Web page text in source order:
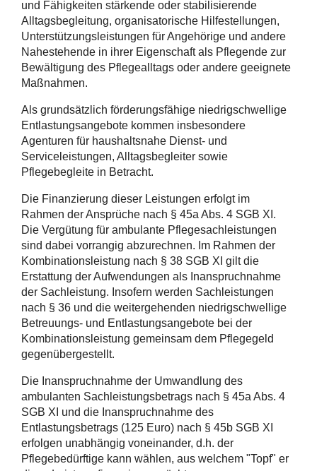
und Fähigkeiten stärkende oder stabilisierende
Alltagsbegleitung, organisatorische Hilfestellungen,
Unterstützungsleistungen für Angehörige und andere
Nahestehende in ihrer Eigenschaft als Pflegende zur
Bewältigung des Pflegealltags oder andere geeignete
Maßnahmen.
Als grundsätzlich förderungsfähige niedrigschwellige
Entlastungsangebote kommen insbesondere
Agenturen für haushaltsnahe Dienst- und
Serviceleistungen, Alltagsbegleiter sowie
Pflegebegleite in Betracht.
Die Finanzierung dieser Leistungen erfolgt im
Rahmen der Ansprüche nach § 45a Abs. 4 SGB XI.
Die Vergütung für ambulante Pflegesachleistungen
sind dabei vorrangig abzurechnen. Im Rahmen der
Kombinationsleistung nach § 38 SGB XI gilt die
Erstattung der Aufwendungen als Inanspruchnahme
der Sachleistung. Insofern werden Sachleistungen
nach § 36 und die weitergehenden niedrigschwellige
Betreuungs- und Entlastungsangebote bei der
Kombinationsleistung gemeinsam dem Pflegegeld
gegenübergestellt.
Die Inanspruchnahme der Umwandlung des
ambulanten Sachleistungsbetrags nach § 45a Abs. 4
SGB XI und die Inanspruchnahme des
Entlastungsbetrags (125 Euro) nach § 45b SGB XI
erfolgen unabhängig voneinander, d.h. der
Pflegebedürftige kann wählen, aus welchem "Topf" er